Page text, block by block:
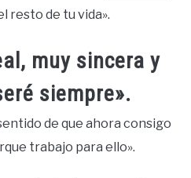
resto de tu vida».
muy sincera y
siempre».
de que ahora consigo
trabajo para ello».